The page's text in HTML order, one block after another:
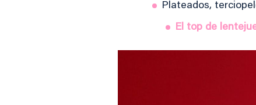
Plateados,
El top de